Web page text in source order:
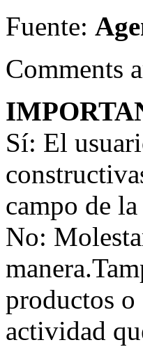
Fuente:
Comments
Sí: El
campo de
No:
productos o
actividad